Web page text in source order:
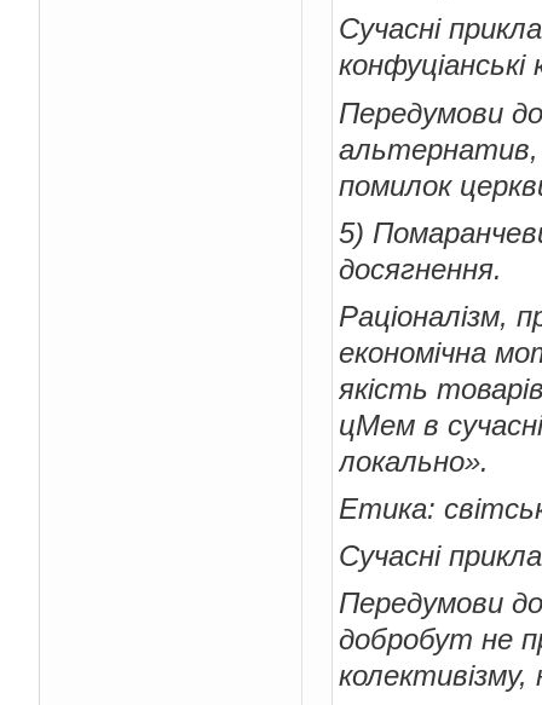
Сучасні
конфуціанські
Передумови
помилок
5)
досягнення.
Раціоналізм,
економічна
якість
цМем в
локально».
Етика:
Сучасні
Передумови
добробут не
колективізму,